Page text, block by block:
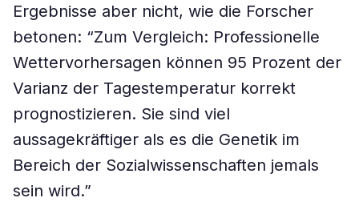
Ergebnisse aber nicht, wie die Forscher
betonen: “Zum Vergleich: Professionelle
Wettervorhersagen können 95 Prozent der
Varianz der Tagestemperatur korrekt
prognostizieren. Sie sind viel
aussagekräftiger als es die Genetik im
Bereich der Sozialwissenschaften jemals
sein wird.”